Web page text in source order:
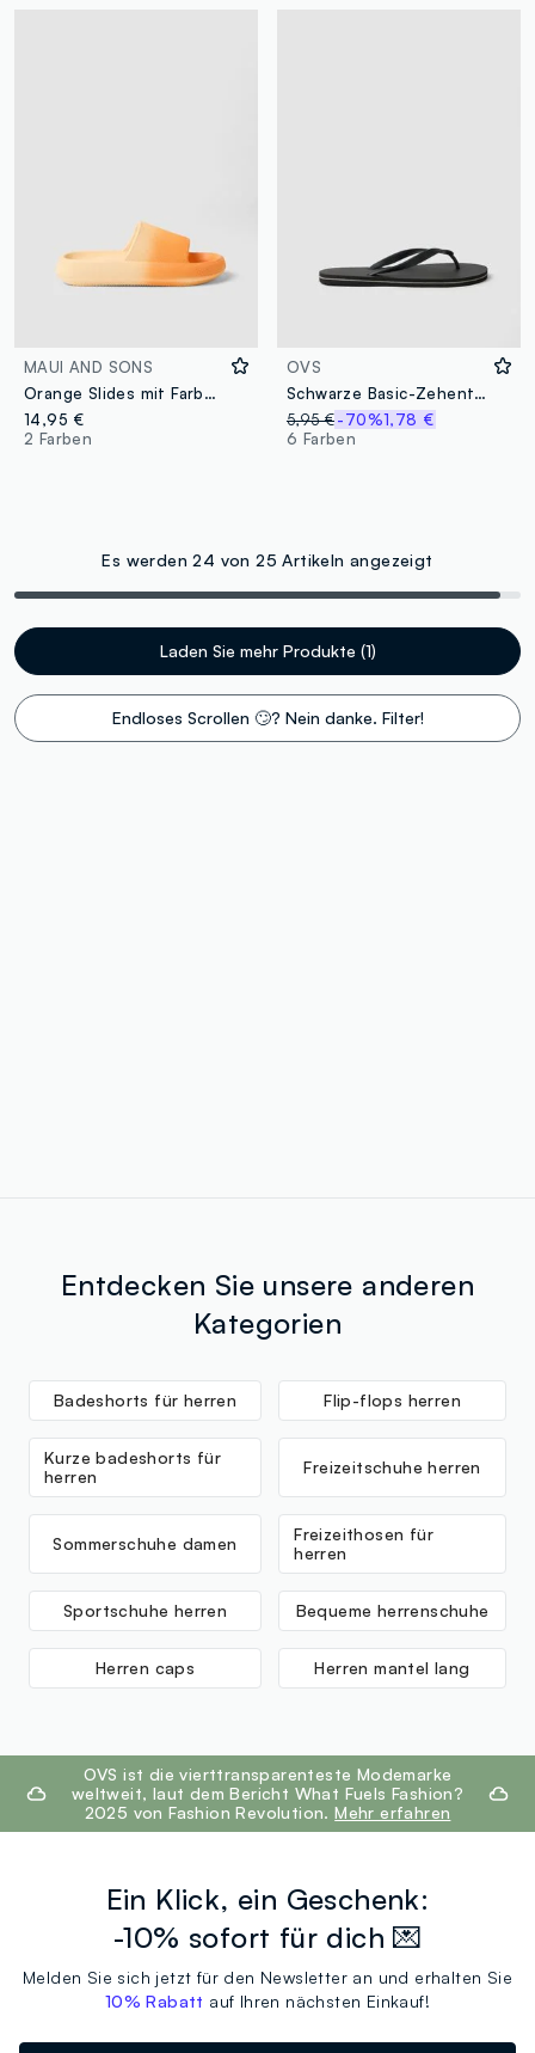
MAUI AND SONS
Orange Slides mit Farbverlauf
14,95 €
2 Farben
OVS
Schwarze Basic-Zehentrenner
5,95 €-70%1,78 €
6 Farben
Es werden 24 von 25 Artikeln angezeigt
Laden Sie mehr Produkte (1)
Endloses Scrollen 🙄? Nein danke. Filter!
Entdecken Sie unsere anderen
Kategorien
Badeshorts für herren Flip-flops herren
Kurze badeshorts für
herren
Freizeitschuhe herren
Sommerschuhe damen
Freizeithosen für
herren
Sportschuhe herren Bequeme herrenschuhe
Herren caps Herren mantel lang
footer.ariatitleOVS ist die vierttransparenteste Modemarke
weltweit, laut dem Bericht What Fuels Fashion?
2025 von Fashion Revolution.Mehr erfahren
Ein Klick, ein Geschenk:
-10% sofort für dich 💌
Melden Sie sich jetzt für den Newsletter an und erhalten Sie
10% Rabatt auf Ihren nächsten Einkauf!